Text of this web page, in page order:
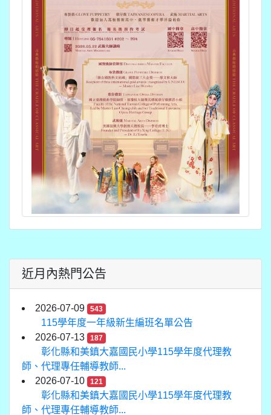
近月內熱門公告
2026-07-09 543
115學年度一年級新生編班名單公告
2026-07-13
187
彰化縣和美鎮大嘉國民小學115學年度代理教
師、代理專任輔導教師...
2026-07-10
121
彰化縣和美鎮大嘉國民小學115學年度代理教
師、代理專任輔導教師...